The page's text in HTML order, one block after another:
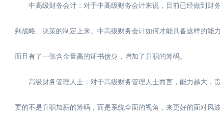
中高级财务会计：对于中高级财务会计来说，目前已经做到财
到战略、决策的制定上来。中高级财务会计如何才能具备这样的
而且有了一张含金量高的证书傍身，增加了升职的筹码。
高级财务管理人士：对于高级财务管理人士而言，能力越大，
要的不是升职加薪的筹码，而是系统全面的视角，来更好的面对